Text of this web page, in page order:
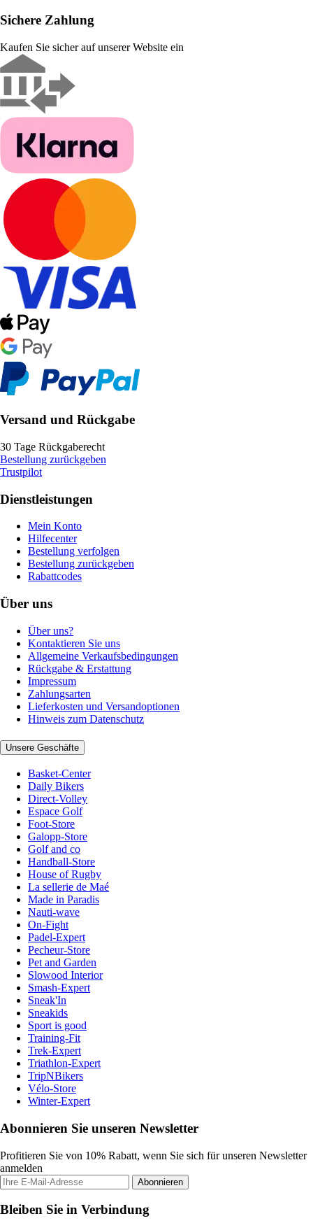
Sichere Zahlung
Kaufen Sie sicher auf unserer Website ein
Versand und Rückgabe
30 Tage Rückgaberecht
Bestellung zurückgeben
Trustpilot
Dienstleistungen
Mein Konto
Hilfecenter
Bestellung verfolgen
Bestellung zurückgeben
Rabattcodes
Über uns
Über uns?
Kontaktieren Sie uns
Allgemeine Verkaufsbedingungen
Rückgabe & Erstattung
Impressum
Zahlungsarten
Lieferkosten und Versandoptionen
Hinweis zum Datenschutz
Unsere Geschäfte
Basket-Center
Daily Bikers
Direct-Volley
Espace Golf
Foot-Store
Galopp-Store
Golf and co
Handball-Store
House of Rugby
La sellerie de Maé
Made in Paradis
Nauti-wave
On-Fight
Padel-Expert
Pecheur-Store
Pet and Garden
Slowood Interior
Smash-Expert
Sneak'In
Sneakids
Sport is good
Training-Fit
Trek-Expert
Triathlon-Expert
TripNBikers
Vélo-Store
Winter-Expert
Abonnieren Sie unseren Newsletter
Profitieren Sie von 10% Rabatt, wenn Sie sich für unseren Newsletter
anmelden
Abonnieren
Bleiben Sie in Verbindung